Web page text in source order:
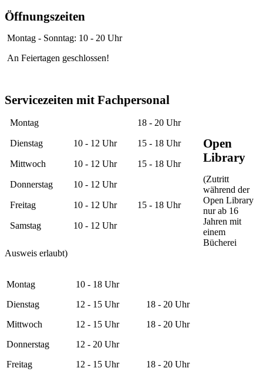
Öffnungszeiten
Montag - Sonntag: 10 - 20 Uhr
An Feiertagen geschlossen!
Servicezeiten mit Fachpersonal
Montag 18 - 20 Uhr
Dienstag 10 - 12 Uhr 15 - 18 Uhr
Mittwoch 10 - 12 Uhr 15 - 18 Uhr
Donnerstag 10 - 12 Uhr
Freitag 10 - 12 Uhr 15 - 18 Uhr
Samstag 10 - 12 Uhr
Open
Library
(Zutritt
während der
Open Library
nur ab 16
Jahren mit
einem
Bücherei
Ausweis erlaubt)
Montag
Dienstag
Mittwoch
Donnerstag
Freitag
10 - 18 Uhr
12 - 15 Uhr
12 - 15 Uhr
12 - 20 Uhr
12 - 15 Uhr
18 - 20 Uhr
18 - 20 Uhr
18 - 20 Uhr